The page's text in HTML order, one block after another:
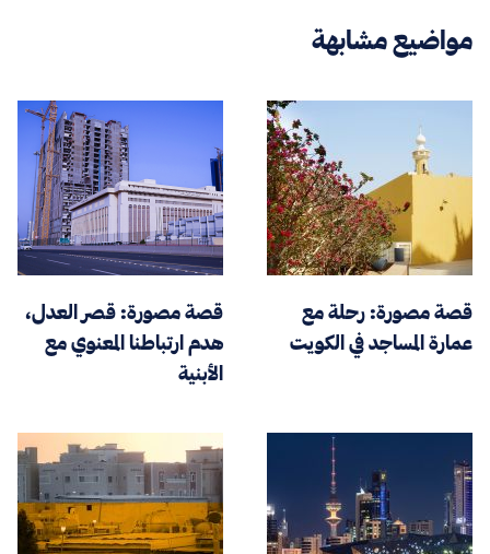
مواضيع مشابهة
قصة مصورة: رحلة مع
عمارة المساجد في الكويت
قصة مصورة: قصر العدل،
هدم ارتباطنا المعنوي مع
الأبنية